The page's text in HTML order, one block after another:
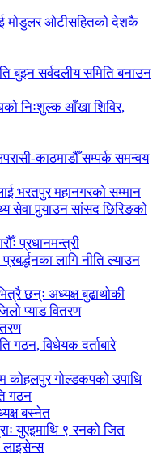
मोडुलर ओटीसहितको देशकै
बुझ्न सर्वदलीय समिति बनाउन
निःशुल्क आँखा शिविर,
काठमाडौँ सम्पर्क समन्वय
भरतपुर महानगरको सम्मान
सेवा पुर्‍याउन सांसद छिरिङको
प्रधानमन्त्री
लागि नीति ल्याउन
छन्ः अध्यक्ष बुढाथोकी
प्याड वितरण
गठन, विधेयक दर्ताबारे
कोहलपुर गोल्डकपको उपाधि
गठन
बस्नेत
युएइमाथि ९ रनको जित
लाइसेन्स